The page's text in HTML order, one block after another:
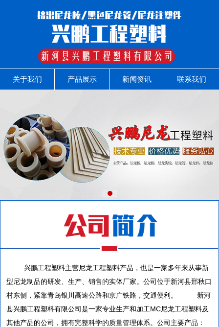
关于我们 产品展示 新闻资讯 联系我们
兴鹏工程塑料主营尼龙工程塑料产品，也是一家多年来从事新
型尼龙制品的研发、生产、销售的实体厂家。公司位于新河县邢秋口
村东侧，紧靠青岛银川高速公路和京广铁路，交通便利。 新河
县兴鹏工程塑料有限公司是一家专业生产和加工MC尼龙工程塑料及
其他产品的公司，拥有完整科学的质量管理体系。公司主要产品：